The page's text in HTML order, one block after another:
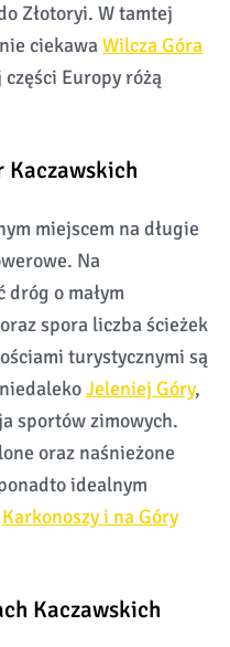
Złotoryi. W tamtej
ciekawa Wilcza Góra
Europy różą
Kaczawskich
miejscem na długie
Na
dróg o małym
spora liczba ścieżek
turystycznymi są
Jeleniej Góry,
sportów zimowych.
oraz naśnieżone
idealnym
Karkonoszy i na Góry
Kaczawskich